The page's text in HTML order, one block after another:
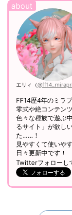
エリィ（@ff14_mirapri
FF14歴4年のミラ
零式や絶コンテン
色々な種族で遊ぶ
るサイト」が欲し
た……！
見やすくて使いや
日々更新中です！
Twitterフォローし